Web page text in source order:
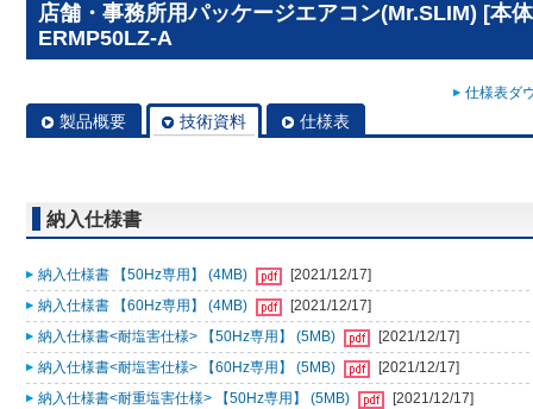
店舗・事務所用パッケージエアコン(Mr.SLIM) [本
ERMP50LZ-A
仕様表ダ
製品概要 技術資料 仕様表
納入仕様書
納入仕様書 【50Hz専用】 (4MB)
[2021/12/17]
納入仕様書 【60Hz専用】 (4MB)
[2021/12/17]
納入仕様書<耐塩害仕様> 【50Hz専用】 (5MB)
[2021/12/17]
納入仕様書<耐塩害仕様> 【60Hz専用】 (5MB)
[2021/12/17]
納入仕様書<耐重塩害仕様> 【50Hz専用】 (5MB)
[2021/12/17]